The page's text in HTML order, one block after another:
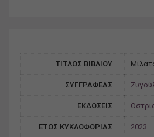
ΤΙΤΛΟΣ ΒΙΒΛΙΟΥ
ΣΥΓΓΡΑΦΕΑΣ
ΕΚΔΟΣΕΙΣ
ΕΤΟΣ ΚΥΚΛΟΦΟΡΙΑΣ 2023